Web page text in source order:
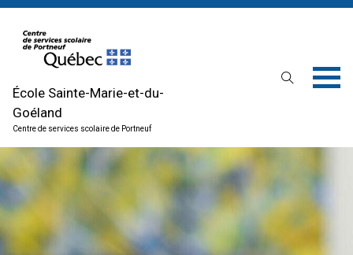
École Sainte-Marie-et-du-
Goéland
Centre de services scolaire de Portneuf